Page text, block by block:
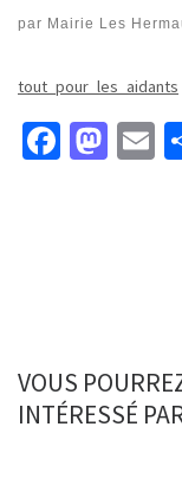
par Mairie Les
tout_pour_les_aidants
Fa M E
VOUS
INTÉRESSÉ